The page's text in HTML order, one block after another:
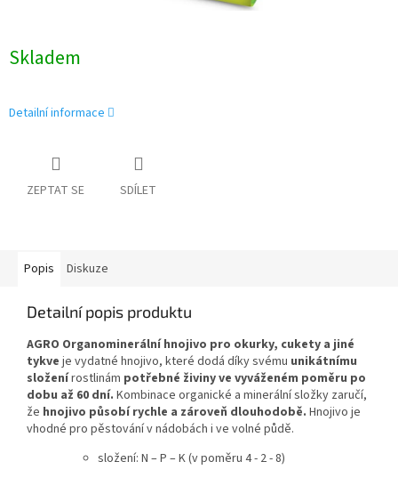
Skladem
Detailní informace
ZEPTAT SE SDÍLET
Popis Diskuze
Detailní popis produktu
AGRO Organominerální hnojivo pro okurky, cukety a jiné
tykve je vydatné hnojivo, které dodá díky svému unikátnímu
složenírostlinám potřebné živiny ve vyváženém poměru po
dobu až 60 dní. Kombinace organické a minerální složky zaručí,
že hnojivo působí rychle a zároveň dlouhodobě. Hnojivo je
vhodné pro pěstování v nádobách i ve volné půdě.
složení: N – P – K (v poměru 4 - 2 - 8)